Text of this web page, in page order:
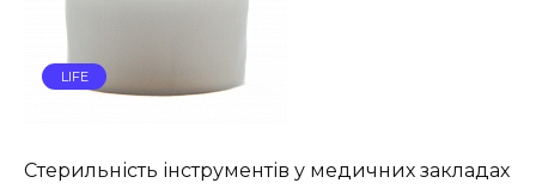
LIFE
Стерильність інструментів у медичних закладах